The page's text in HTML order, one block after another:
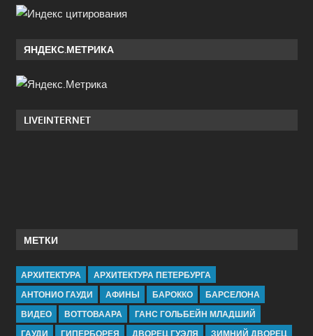
ЯНДЕКС.МЕТРИКА
LIVEINTERNET
МЕТКИ
АРХИТЕКТУРА
АРХИТЕКТУРА ПЕТЕРБУРГА
АНТОНИО ГАУДИ
АФИНЫ БАРОККО
БАРСЕЛОНА
ВИДЕО
ВОТТОВААРА
ГАНС ГОЛЬБЕЙН МЛАДШИЙ
ГАУДИ
ГИПЕРБОРЕЯ ДВОРЕЦ ГУЭЛЯ ЗИМНИЙ ДВОРЕЦ